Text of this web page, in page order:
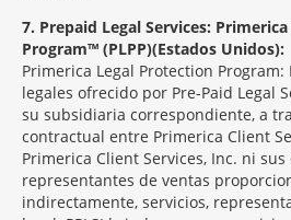
7 Prepaid Legal Services:
Program™ (PLPP)(Estados Unidos):
Primerica Legal Protection
legales ofrecido por Pre-Paid Legal
su subsidiaria correspondiente, a
contractual entre Primerica Client
Primerica Client Services, Inc. ni
representantes de ventas
indirectamente, servicios,